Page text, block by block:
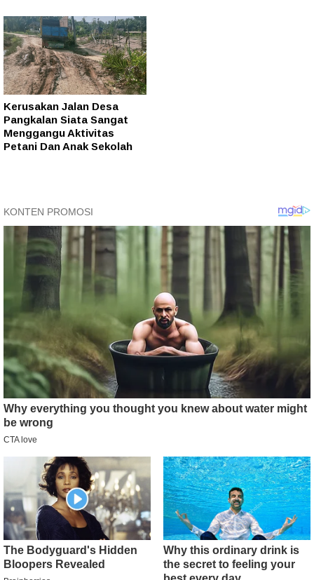
Kerusakan Jalan Desa
Pangkalan Siata Sangat
Menggangu Aktivitas
Petani Dan Anak Sekolah